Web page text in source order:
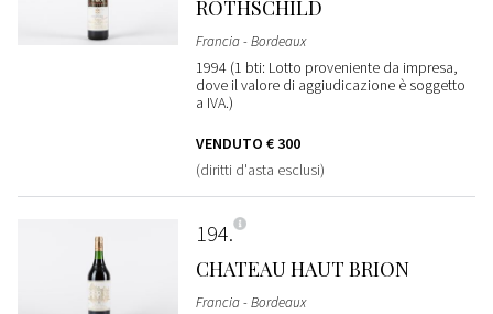
ROTHSCHILD
Francia - Bordeaux
1994 (1 bti: Lotto proveniente da impresa,
dove il valore di aggiudicazione è soggetto
a IVA.)
VENDUTO € 300
(diritti d'asta esclusi)
194
CHATEAU HAUT BRION
Francia - Bordeaux